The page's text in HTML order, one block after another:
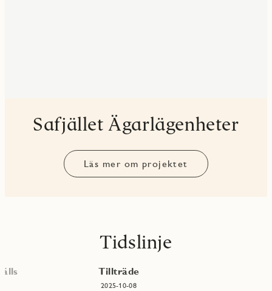
Safjället Ägarlägenheter
Läs mer om projektet
Tidslinje
Tillträde
2025-10-08